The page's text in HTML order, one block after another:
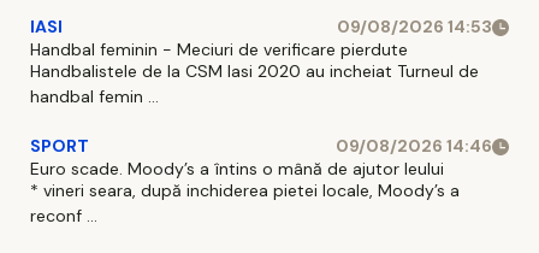
IASI
09/08/2026 14:53
Handbal feminin - Meciuri de verificare pierdute
Handbalistele de la CSM Iasi 2020 au incheiat Turneul de
handbal femin ...
SPORT
09/08/2026 14:46
Euro scade. Moody’s a întins o mână de ajutor leului
* vineri seara, după inchiderea pietei locale, Moody’s a
reconf ...